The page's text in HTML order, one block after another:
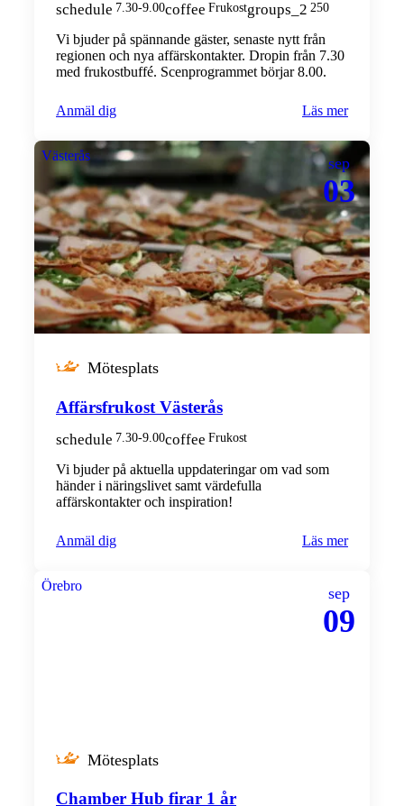
schedule 7.30-9.00coffee Frukostgroups_2 250
Vi bjuder på spännande gäster, senaste nytt från
regionen och nya affärskontakter. Dropin från 7.30
med frukostbuffé. Scenprogrammet börjar 8.00.
Anmäl dig Läs mer
Västerås sep
03
Mötesplats
Affärsfrukost Västerås
schedule 7.30-9.00coffee Frukost
Vi bjuder på aktuella uppdateringar om vad som
händer i näringslivet samt värdefulla
affärskontakter och inspiration!
Anmäl dig Läs mer
Örebro sep
09
Mötesplats
Chamber Hub firar 1 år